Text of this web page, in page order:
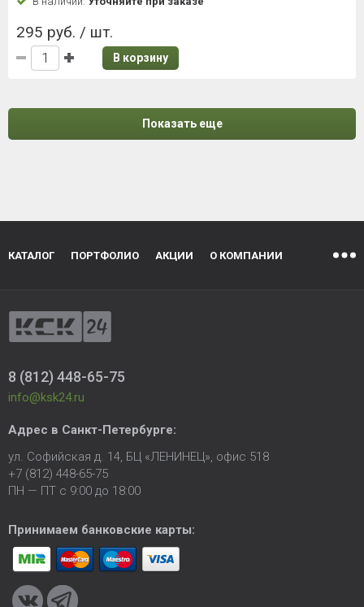
295 руб. / шт.
В корзину
Показать еще
КАТАЛОГ ПОРТФОЛИО АКЦИИ О КОМПАНИИ
8 (812) 448-65-75
info@ksk24.ru
Адрес в Санкт-Петербурге:
ул. Софийская д. 14, БЦ «ЛЕНИНЕЦ», офис 518
+7 (812) 448-65-75
ПН — ПТ с 9:00 до 18:00
Принимаем банковские карты: